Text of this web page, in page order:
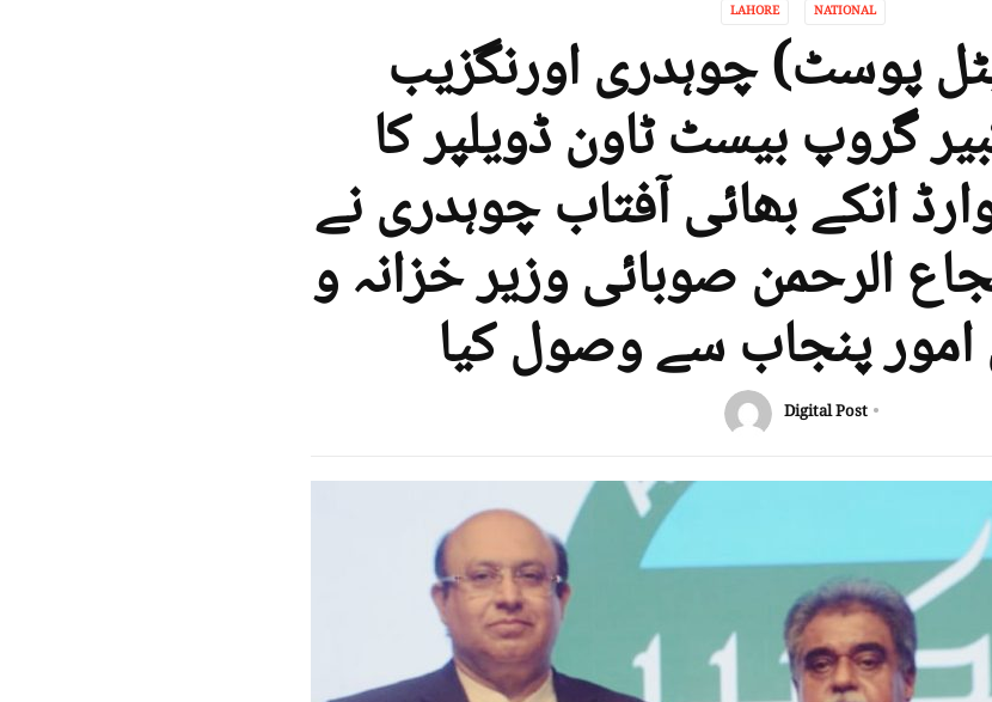
LAHORE NATIONAL
پوسٹ) چوہدری اورنگزیب
گروپ بیسٹ ٹاون ڈویلپر کا
انکے بھائی آفتاب چوہدری نے
الرحمن صوبائی وزیر خزانہ و
امور پنجاب سے وصول کیا
Digital Post